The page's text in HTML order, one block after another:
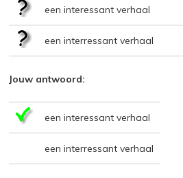
een interessant verhaal
een interressant verhaal
Jouw antwoord:
een interessant verhaal
een interressant verhaal